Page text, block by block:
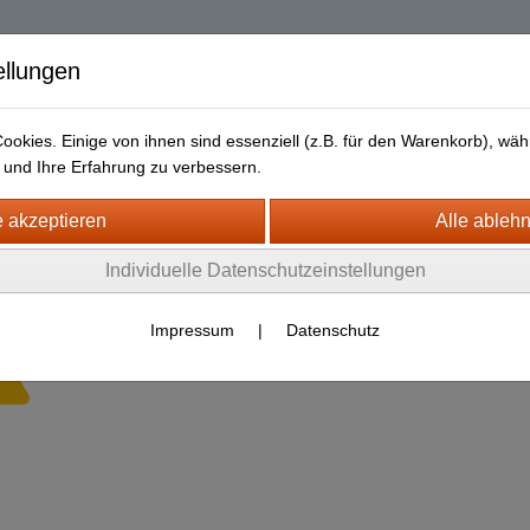
Diablo 2
Liefer- und Versandkosten Widerrufsrecht
Einige von ihnen sind essenziell (z.B. für den Warenkorb),
Ihre Erfahrung zu verbessern.
Individuelle Datenschutzeinstellungen
Impressum | Datenschutz